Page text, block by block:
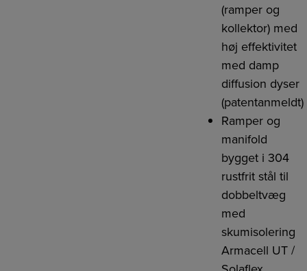
(ramper og
kollektor) med
høj effektivitet
med damp
diffusion dyser
(patentanmeldt)
Ramper og
manifold
bygget i 304
rustfrit stål til
dobbeltvæg
med
skumisolering
Armacell UT /